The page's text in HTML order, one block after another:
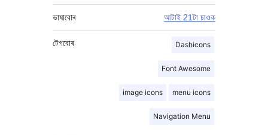
ভাষাবোৰ আটাই 21টা চাওক
Dashicons
Font Awesome
image icons menu icons
Navigation Menu
টেগবোৰ